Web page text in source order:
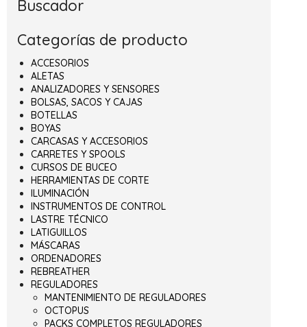
Buscador
Categorías de producto
ACCESORIOS
ALETAS
ANALIZADORES Y SENSORES
BOLSAS, SACOS Y CAJAS
BOTELLAS
BOYAS
CARCASAS Y ACCESORIOS
CARRETES Y SPOOLS
CURSOS DE BUCEO
HERRAMIENTAS DE CORTE
ILUMINACIÓN
INSTRUMENTOS DE CONTROL
LASTRE TÉCNICO
LATIGUILLOS
MÁSCARAS
ORDENADORES
REBREATHER
REGULADORES
MANTENIMIENTO DE REGULADORES
OCTOPUS
PACKS COMPLETOS REGULADORES